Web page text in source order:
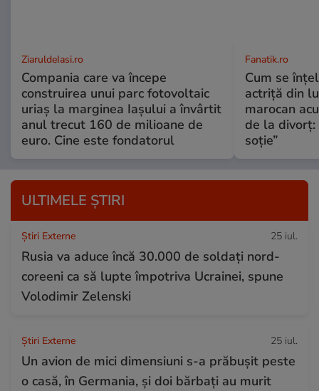
ZiaruldeIasi.ro
Compania care va începe
construirea unui parc fotovoltaic
uriaș la marginea Iașului a învârtit
anul trecut 160 de milioane de
euro. Cine este fondatorul
Fanatik.ro
Cum se
actriță din
marocan
de la divorț:
soție”
ULTIMELE ȘTIRI
Știri Externe 25 iul.
Rusia va aduce încă 30.000 de soldaţi nord-
coreeni ca să lupte împotriva Ucrainei, spune
Volodimir Zelenski
Știri Externe 25 iul.
Un avion de mici dimensiuni s-a prăbușit peste
o casă, în Germania, și doi bărbați au murit